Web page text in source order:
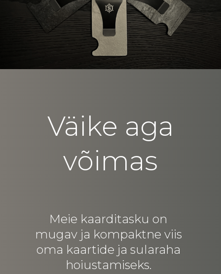
Väike aga
võimas
Meie kaarditasku on
mugav ja kompaktne viis
oma kaartide ja sularaha
hoiustamiseks.